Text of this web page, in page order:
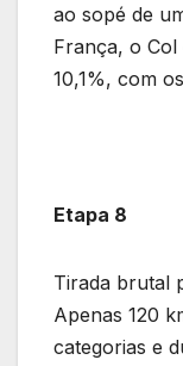
ao sopé de
França, o
10,1%, com
Etapa 8
Tirada brutal
Apenas 120
categorias e